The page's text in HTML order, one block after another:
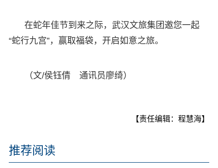
在蛇年佳节到来之际，武汉文旅集团邀您一起
“蛇行九宫”，赢取福袋，开启如意之旅。
（文/侯钰倩 通讯员廖绮）
【责任编辑：程慧海】
推荐阅读